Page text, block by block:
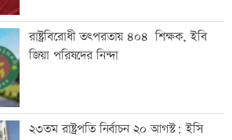
রাষ্ট্রবিরোধী তৎপরতায় ৪০৪ শিক্ষক, ইবি
জিয়া পরিষদের নিন্দা
২৩তম রাষ্ট্রপতি নির্বাচন ২০ আগস্ট: ইসি